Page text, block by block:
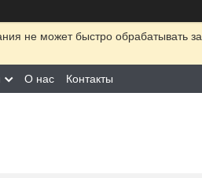
не может быстро обрабатывать
О нас Контакты